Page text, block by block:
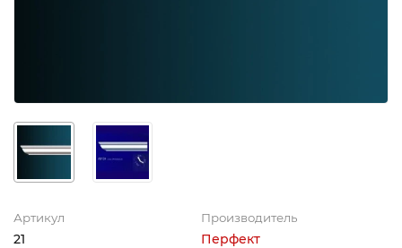
Артикул
21
Производитель
Перфект